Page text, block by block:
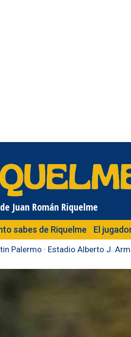
Juan Román Riquelme
sabes de Riquelme El
Palermo · Estadio Alberto J.